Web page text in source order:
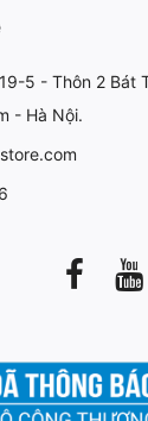
5 - Thôn 2 Bát
- Hà Nội.